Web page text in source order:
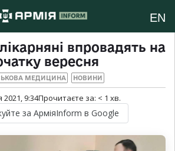
EN
впровадять на
вересня
МЕДИЦИНА НОВИНИ
2021, 9:34Прочитаєте за: < 1 хв.
за АрміяInform в Google